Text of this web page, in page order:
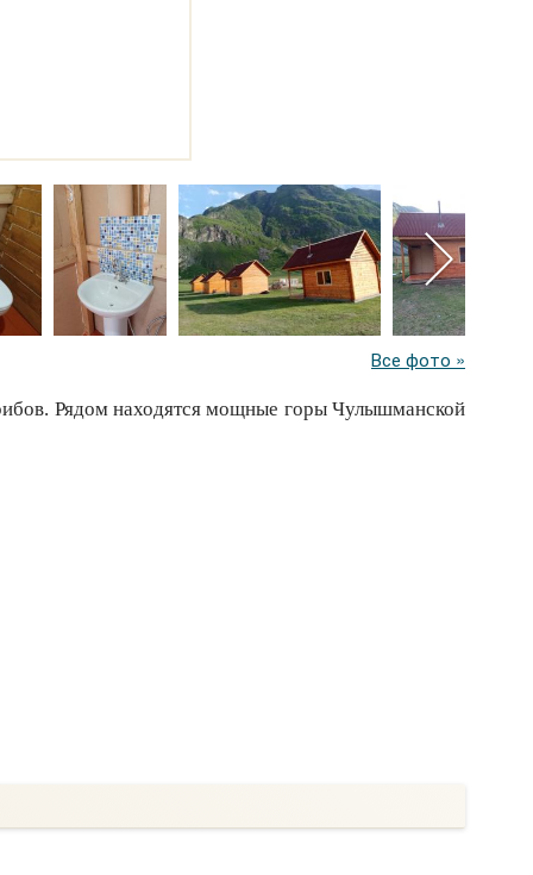
Все фото »
Рядом находятся мощные горы Чулышманской